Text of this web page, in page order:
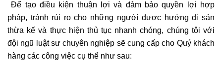
Để tạo điều kiện thuận lợi và đảm bảo quyền lợi hợp
pháp, tránh rủi ro cho những người được hưởng di sản
thừa kế và thực hiện thủ tục nhanh chóng, chúng tôi với
đội ngũ luật sư chuyên nghiệp sẽ cung cấp cho Quý khách
hàng các công việc cụ thể như sau: